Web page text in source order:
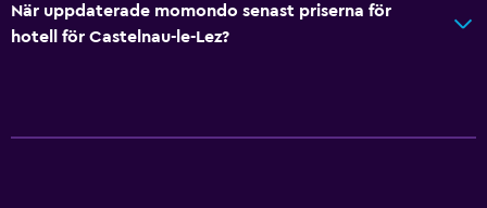
Bastu
När uppdaterade momondo senast priserna för
hotell för Castelnau-le-Lez?